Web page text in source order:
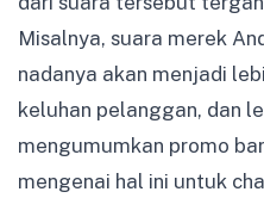
Misalnya, suara merek
nadanya akan menjadi
keluhan pelanggan, dan
mengumumkan promo
mengenai hal ini untuk